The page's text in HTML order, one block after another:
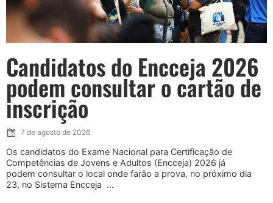
Candidatos do Encceja 2026
podem consultar o cartão de
inscrição
7 de agosto de 2026
Os candidatos do Exame Nacional para Certificação de
Competências de Jovens e Adultos (Encceja) 2026 já
podem consultar o local onde farão a prova, no próximo dia
23, no Sistema Encceja ...